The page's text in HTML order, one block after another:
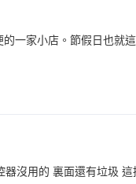
一家小店。節假日也就
沒用的 裏面還有垃圾